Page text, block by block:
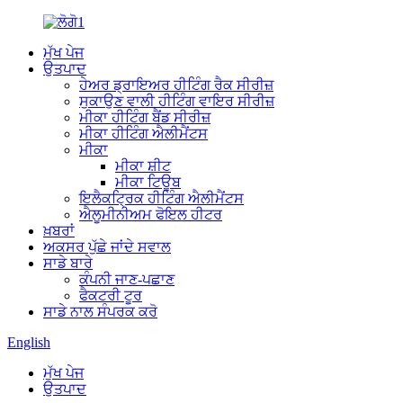
ਮੁੱਖ ਪੇਜ
ਉਤਪਾਦ
ਹੇਅਰ ਡ੍ਰਾਇਅਰ ਹੀਟਿੰਗ ਰੈਕ ਸੀਰੀਜ਼
ਸੁਕਾਉਣ ਵਾਲੀ ਹੀਟਿੰਗ ਵਾਇਰ ਸੀਰੀਜ਼
ਮੀਕਾ ਹੀਟਿੰਗ ਬੈਂਡ ਸੀਰੀਜ਼
ਮੀਕਾ ਹੀਟਿੰਗ ਐਲੀਮੈਂਟਸ
ਮੀਕਾ
ਮੀਕਾ ਸ਼ੀਟ
ਮੀਕਾ ਟਿਊਬ
ਇਲੈਕਟ੍ਰਿਕ ਹੀਟਿੰਗ ਐਲੀਮੈਂਟਸ
ਐਲੂਮੀਨੀਅਮ ਫੋਇਲ ਹੀਟਰ
ਖ਼ਬਰਾਂ
ਅਕਸਰ ਪੁੱਛੇ ਜਾਂਦੇ ਸਵਾਲ
ਸਾਡੇ ਬਾਰੇ
ਕੰਪਨੀ ਜਾਣ-ਪਛਾਣ
ਫੈਕਟਰੀ ਟੂਰ
ਸਾਡੇ ਨਾਲ ਸੰਪਰਕ ਕਰੋ
English
ਮੁੱਖ ਪੇਜ
ਉਤਪਾਦ